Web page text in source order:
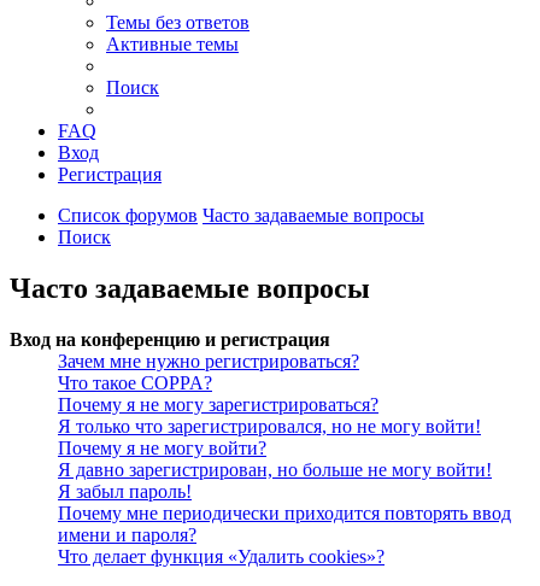
Темы без ответов
Активные темы
Поиск
FAQ
Вход
Регистрация
Список форумов Часто задаваемые вопросы
Поиск
Часто задаваемые вопросы
Вход на конференцию и регистрация
Зачем мне нужно регистрироваться?
Что такое COPPA?
Почему я не могу зарегистрироваться?
Я только что зарегистрировался, но не могу войти!
Почему я не могу войти?
Я давно зарегистрирован, но больше не могу войти!
Я забыл пароль!
Почему мне периодически приходится повторять ввод
имени и пароля?
Что делает функция «Удалить cookies»?